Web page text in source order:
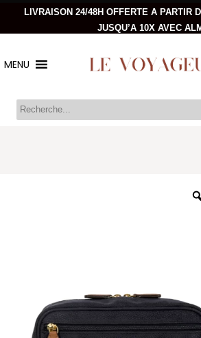
LIVRAISON 24/48H OFFERTE A PARTIR
JUSQU’A 10X AVEC
MENU